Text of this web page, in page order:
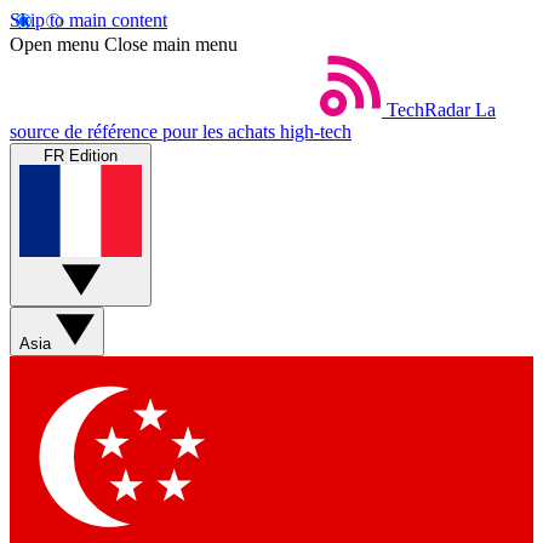
Skip to main content
Open menu Close main menu
TechRadar La
source de référence pour les achats high-tech
FR Edition
Asia